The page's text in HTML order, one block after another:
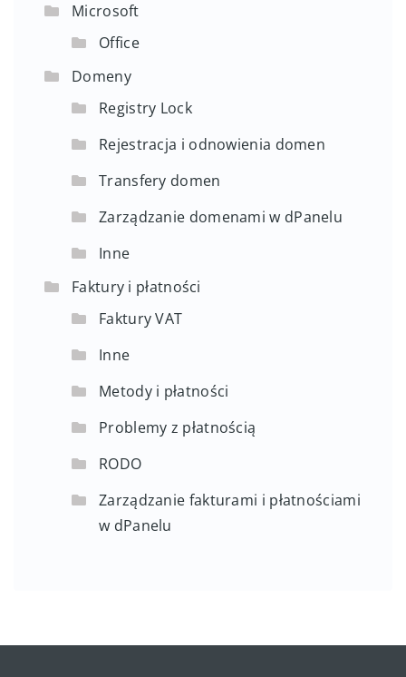
Microsoft
Office
Domeny
Registry Lock
Rejestracja i odnowienia domen
Transfery domen
Zarządzanie domenami w dPanelu
Inne
Faktury i płatności
Faktury VAT
Inne
Metody i płatności
Problemy z płatnością
RODO
Zarządzanie fakturami i płatnościami
w dPanelu